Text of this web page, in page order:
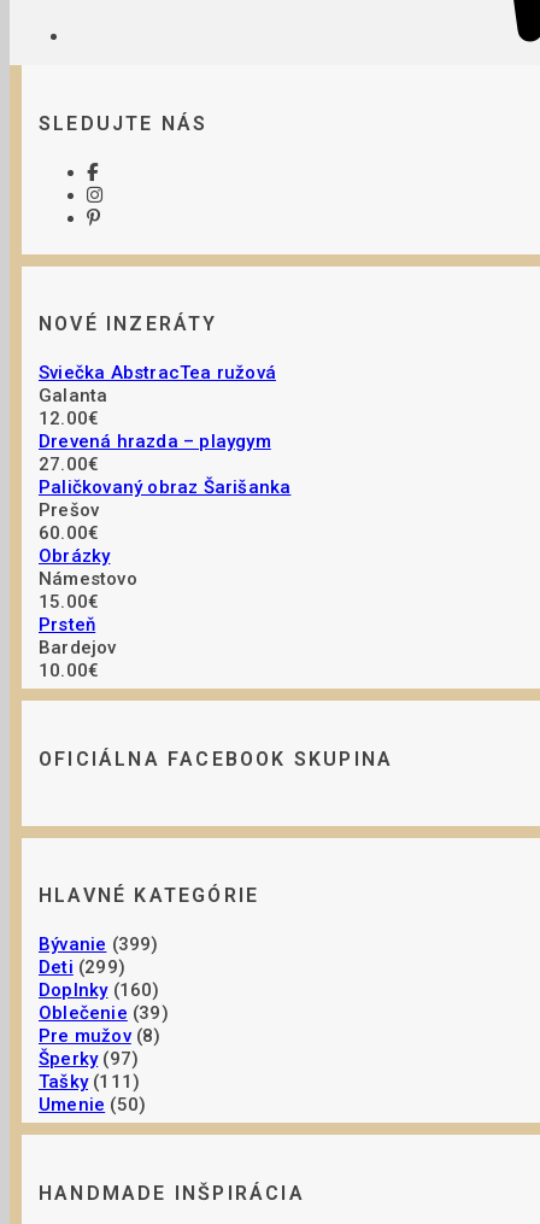
SLEDUJTE NÁS
NOVÉ INZERÁTY
Sviečka AbstracTea ružová
Galanta
12.00€
Drevená hrazda – playgym
27.00€
Paličkovaný obraz Šarišanka
Prešov
60.00€
Obrázky
Námestovo
15.00€
Prsteň
Bardejov
10.00€
OFICIÁLNA FACEBOOK SKUPINA
HLAVNÉ KATEGÓRIE
Bývanie (399)
Deti (299)
Doplnky(160)
Oblečenie (39)
Pre mužov(8)
Šperky(97)
Tašky(111)
Umenie (50)
HANDMADE INŠPIRÁCIA